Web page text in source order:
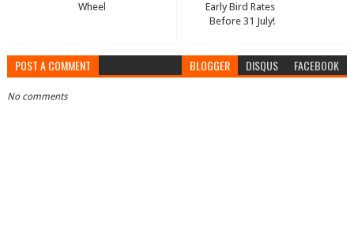
Early Bird Rates
Before 31 July!
Wheel
POST A COMMENT BLOGGER DISQUS FACEBOOK
No comments